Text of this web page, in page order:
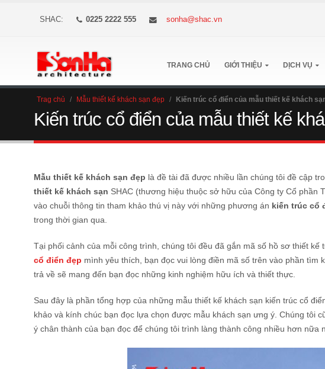
SHAC: 0225 2222 555 sonha@shac.vn
TRANG CHỦ GIỚI THIỆU DỊCH VỤ
Trag chủ / Mẫu thiết kế khách sạn đẹp / Kiến trúc cổ điển của mẫu thiết kế khách
Kiến trúc cổ điển của mẫu thiết kế
Mẫu thiết kế khách sạn đẹp là đề tài đã được nhiều lần chúng tôi đề cập
thiết kế khách sạn SHAC (thương hiệu thuộc sở hữu của Công ty Cổ phần
vào chuỗi thông tin tham khảo thú vị này với những phương án kiến trúc cổ
trong thời gian qua.
Tại phối cảnh của mỗi công trình, chúng tôi đều đã gắn mã số hồ sơ thiết
cổ điển đẹp mình yêu thích, bạn đọc vui lòng điền mã số trên vào phần
trả về sẽ mang đến bạn đọc những kinh nghiệm hữu ích và thiết thực.
Sau đây là phần tổng hợp của những mẫu thiết kế khách sạn kiến trúc cổ
khảo và kính chúc bạn đọc lựa chọn được mẫu khách sạn ưng ý. Chúng tôi
ý chân thành của bạn đọc để chúng tôi trình làng thành công nhiều hơn nữa